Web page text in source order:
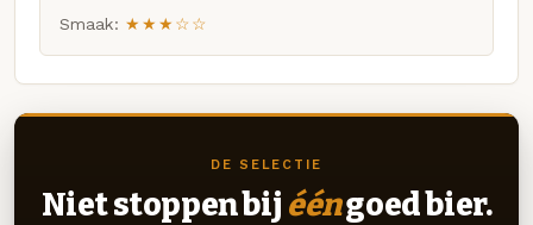
Smaak: ★★★☆☆
DE SELECTIE
Niet stoppen bij ééngoed bier.